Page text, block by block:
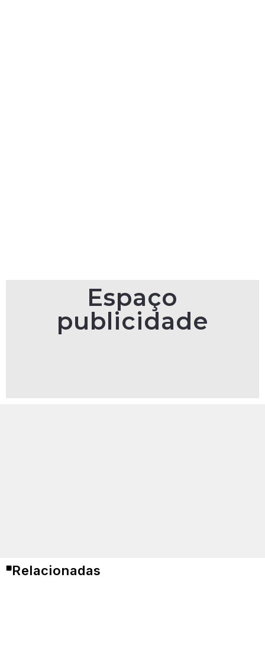
Espaço
publicidade
Relacionadas